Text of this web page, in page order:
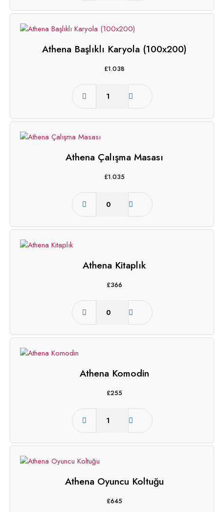
Athena Başlıklı Karyola (100x200)
£1.038
Athena Çalışma Masası
£1.035
Athena Kitaplık
£366
Athena Komodin
£255
Athena Oyuncu Koltuğu
£645